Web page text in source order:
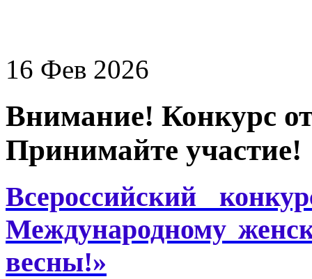
16 Фев 2026
Внимание! Конкурс
Принимайте участие!
Всероссийский
Международному
весны!»